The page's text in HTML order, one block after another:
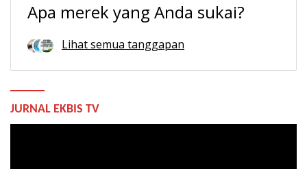
Apa merek yang Anda sukai?
Lihat semua tanggapan
JURNAL EKBIS TV